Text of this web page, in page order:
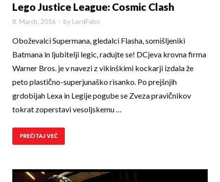
Lego Justice League: Cosmic Clash
8. March, 2016 - by LordFebo
Oboževalci Supermana, gledalci Flasha, somiš­lje­niki
Batmana in ljubitelji legic, radujte se! DCjeva krovna firma
Warner Bros. je v navezi z vikinškimi kockarji izdala že
peto plastično-superjunaško risanko. Po prejšnjih
grdobijah Lexa in Legije pogube se Zveza pravičnikov
tokrat zoperstavi vesoljskemu …
PREČITAJ VEČ